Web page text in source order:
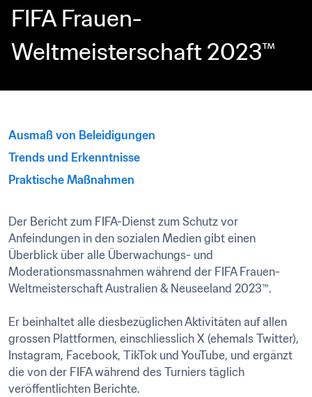
FIFA Frauen-
Weltmeisterschaft 2023™
Ausmaß von Beleidigungen
Trends und Erkenntnisse
Der Bericht zum FIFA-Dienst zum Schutz vor
Anfeindungen in den sozialen Medien gibt einen
Überblick über alle Überwachungs- und
Moderationsmassnahmen während der FIFA Frauen-
Weltmeisterschaft Australien & Neuseeland 2023™.
Er beinhaltet alle diesbezüglichen Aktivitäten auf allen
grossen Plattformen, einschliesslich X (ehemals Twitter),
Instagram, Facebook, TikTok und YouTube, und ergänzt
die von der FIFA während des Turniers täglich
veröffentlichten Berichte.